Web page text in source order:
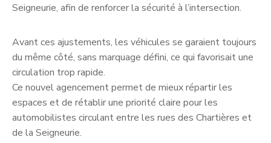
Seigneurie, afin de renforcer la sécurité à l’intersection.
Avant ces ajustements, les véhicules se garaient toujours
du même côté, sans marquage défini, ce qui favorisait une
circulation trop rapide.
Ce nouvel agencement permet de mieux répartir les
espaces et de rétablir une priorité claire pour les
automobilistes circulant entre les rues des Chartières et
de la Seigneurie.